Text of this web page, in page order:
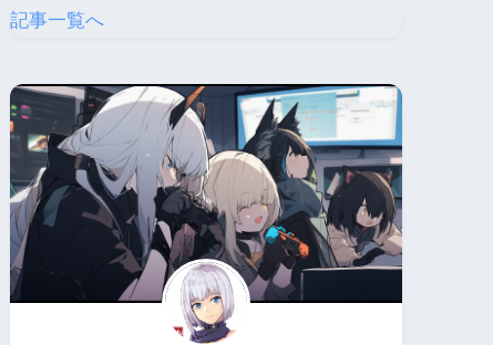
記事一覧へ